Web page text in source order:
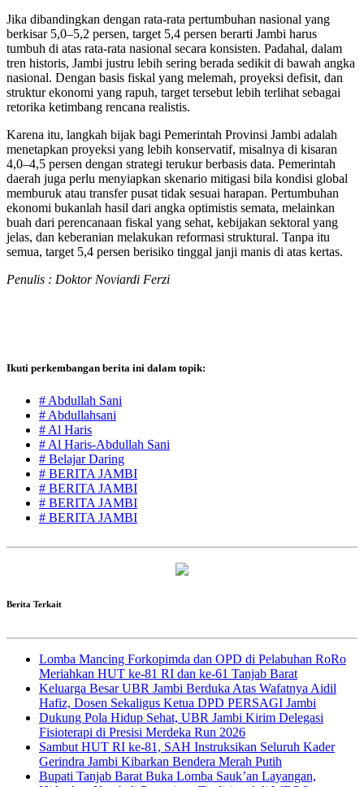
Jika dibandingkan dengan rata-rata pertumbuhan nasional yang
berkisar 5,0–5,2 persen, target 5,4 persen berarti Jambi harus
tumbuh di atas rata-rata nasional secara konsisten. Padahal, dalam
tren historis, Jambi justru lebih sering berada sedikit di bawah angka
nasional. Dengan basis fiskal yang melemah, proyeksi defisit, dan
struktur ekonomi yang rapuh, target tersebut lebih terlihat sebagai
retorika ketimbang rencana realistis.
Karena itu, langkah bijak bagi Pemerintah Provinsi Jambi adalah
menetapkan proyeksi yang lebih konservatif, misalnya di kisaran
4,0–4,5 persen dengan strategi terukur berbasis data. Pemerintah
daerah juga perlu menyiapkan skenario mitigasi bila kondisi global
memburuk atau transfer pusat tidak sesuai harapan. Pertumbuhan
ekonomi bukanlah hasil dari angka optimistis semata, melainkan
buah dari perencanaan fiskal yang sehat, kebijakan sektoral yang
jelas, dan keberanian melakukan reformasi struktural. Tanpa itu
semua, target 5,4 persen berisiko tinggal janji manis di atas kertas.
Penulis : Doktor Noviardi Ferzi
Ikuti perkembangan berita ini dalam topik:
# Abdullah Sani
# Abdullahsani
# Al Haris
# Al Haris-Abdullah Sani
# Belajar Daring
# BERITA JAMBI
# BERITA JAMBI
# BERITA JAMBI
# BERITA JAMBI
Berita Terkait
Lomba Mancing Forkopimda dan OPD di Pelabuhan RoRo
Meriahkan HUT ke-81 RI dan ke-61 Tanjab Barat
Keluarga Besar UBR Jambi Berduka Atas Wafatnya Aidil
Hafiz, Dosen Sekaligus Ketua DPD PERSAGI Jambi
Dukung Pola Hidup Sehat, UBR Jambi Kirim Delegasi
Fisioterapi di Presisi Merdeka Run 2026
Sambut HUT RI ke-81, SAH Instruksikan Seluruh Kader
Gerindra Jambi Kibarkan Bendera Merah Putih
Bupati Tanjab Barat Buka Lomba Sauk’an Layangan,